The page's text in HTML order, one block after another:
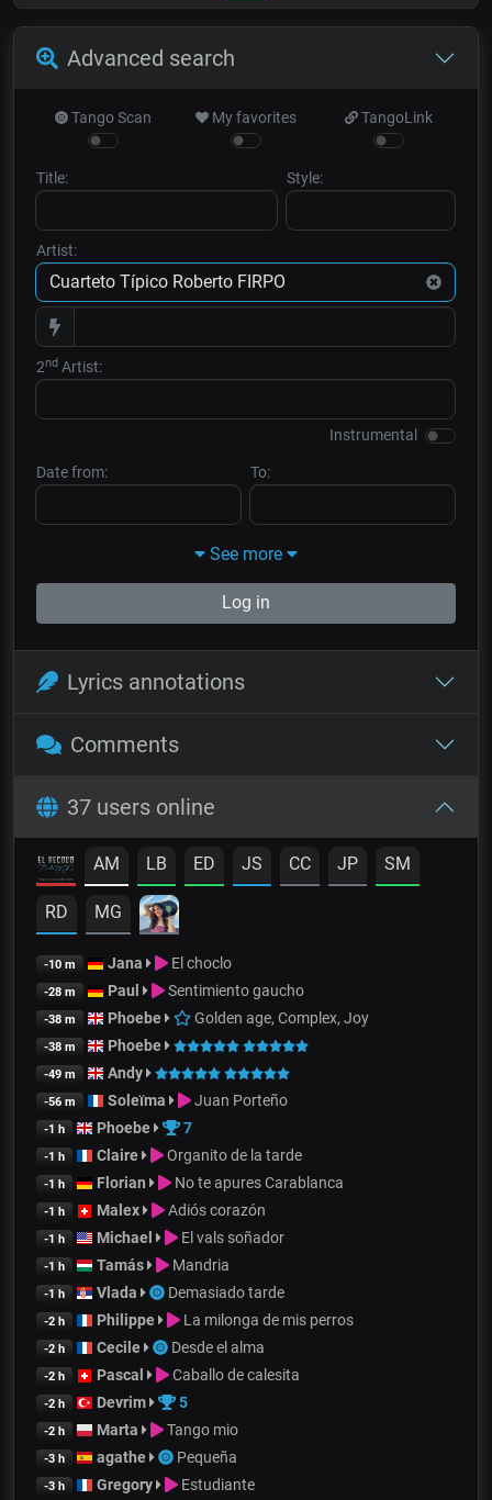
Advanced search
Tango Scan My favorites TangoLink
Title: Style:
Artist:
2nd Artist:
Instrumental
Date from: To:
See more
Log in
Lyrics annotations
Comments
37 users online
AM LB ED JS CC JP SM
RD MG
-10 m Jana El choclo
-28 m Paul Sentimiento gaucho
-38 m Phoebe Golden age, Complex, Joy
-38 m Phoebe
-49 m Andy
-56 m Soleïma Juan Porteño
-1 h Phoebe 7
-1 h Claire Organito de la tarde
-1 h Florian No te apures Carablanca
-1 h Malex Adiós corazón
-1 h Michael El vals soñador
-1 h Tamás Mandria
-1 h Vlada Demasiado tarde
-2 h Philippe La milonga de mis perros
-2 h Cecile Desde el alma
-2 h Pascal Caballo de calesita
-2 h Devrim 5
-2 h Marta Tango mio
-3 h agathe Pequeña
-3 h Gregory Estudiante